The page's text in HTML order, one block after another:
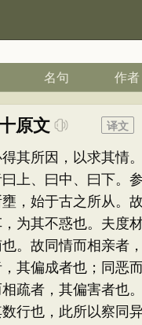
名句 作者
原文 译文
所因，以求其情。
上、曰中、曰下。
，始于古之所从。
为其不惑也。夫度
。故同情而相亲者
其偏成者也；同恶
疏者，其偏害者也
行也，此所以察同